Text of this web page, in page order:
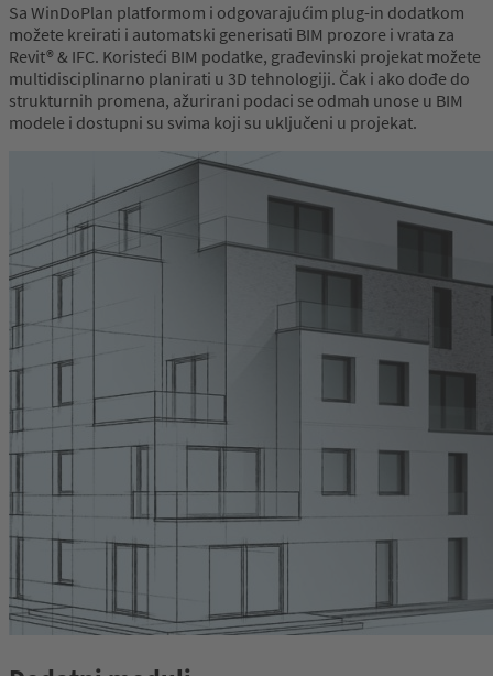
Sa WinDoPlan platformom i odgovarajućim plug-in dodatkom
možete kreirati i automatski generisati BIM prozore i vrata za
Revit® & IFC. Koristeći BIM podatke, građevinski projekat možete
multidisciplinarno planirati u 3D tehnologiji. Čak i ako dođe do
strukturnih promena, ažurirani podaci se odmah unose u BIM
modele i dostupni su svima koji su uključeni u projekat.